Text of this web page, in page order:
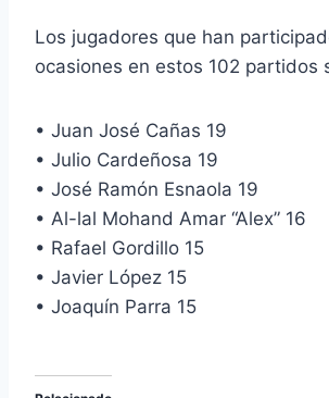
Los jugadores que han
ocasiones en estos 102 partidos
• Juan José Cañas 19
• Julio Cardeñosa 19
• José Ramón Esnaola 19
• Al-lal Mohand Amar “Alex” 16
• Rafael Gordillo 15
• Javier López 15
• Joaquín Parra 15